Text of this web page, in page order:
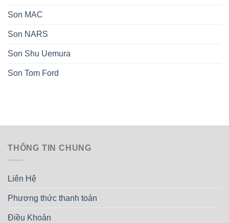
Son MAC
Son NARS
Son Shu Uemura
Son Tom Ford
THÔNG TIN CHUNG
Liên Hệ
Phương thức thanh toán
Điều Khoản